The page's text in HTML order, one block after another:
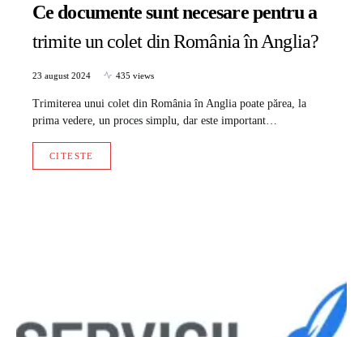
Ce documente sunt necesare pentru a
trimite un colet din România în Anglia?
23 august 2024 435 views
Trimiterea unui colet din România în Anglia poate părea, la
prima vedere, un proces simplu, dar este important…
CITESTE